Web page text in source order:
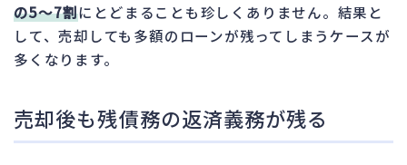
の5〜7割にとどまることも珍しくありません。結果と
して、売却しても多額のローンが残ってしまうケースが
多くなります。
売却後も残債務の返済義務が残る